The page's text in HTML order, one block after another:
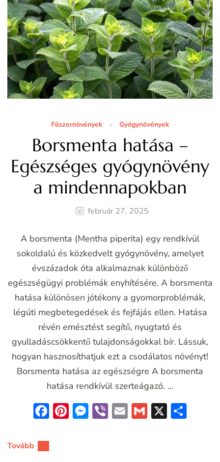
Fűszernövények Gyógynövények
Borsmenta hatása –
Egészséges gyógynövény
a mindennapokban
február 27, 2025
A borsmenta (Mentha piperita) egy rendkívül
sokoldalú és közkedvelt gyógynövény, amelyet
évszázadok óta alkalmaznak különböző
egészségügyi problémák enyhítésére. A borsmenta
hatása különösen jótékony a gyomorproblémák,
légúti megbetegedések és fejfájás ellen. Hatása
révén emésztést segítő, nyugtató és
gyulladáscsökkentő tulajdonságokkal bír. Lássuk,
hogyan hasznosíthatjuk ezt a csodálatos növényt!
Borsmenta hatása az egészségre A borsmenta
hatása rendkívül szerteágazó. …
Facebook
Pinterest
Messenger
ViberEmailGmail
X
Tovább